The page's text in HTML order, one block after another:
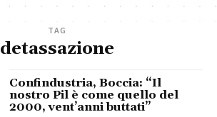
TAG
detassazione
Confindustria, Boccia: “Il
nostro Pil è come quello del
2000, ventʼanni buttati”